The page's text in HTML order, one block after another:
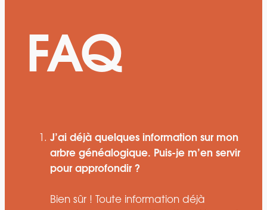
FAQ
J’ai déjà quelques information sur mon
arbre généalogique. Puis-je m’en servir
pour approfondir ?
Bien sûr ! Toute information déjà